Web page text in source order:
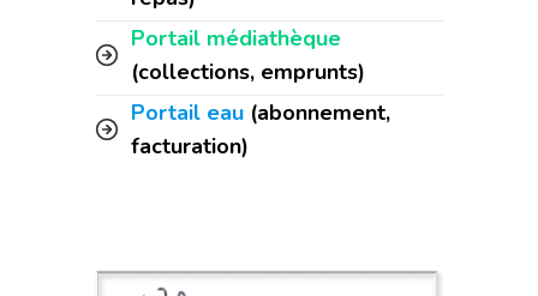
Portail médiathèque
(collections, emprunts)
Portail eau (abonnement,
facturation)